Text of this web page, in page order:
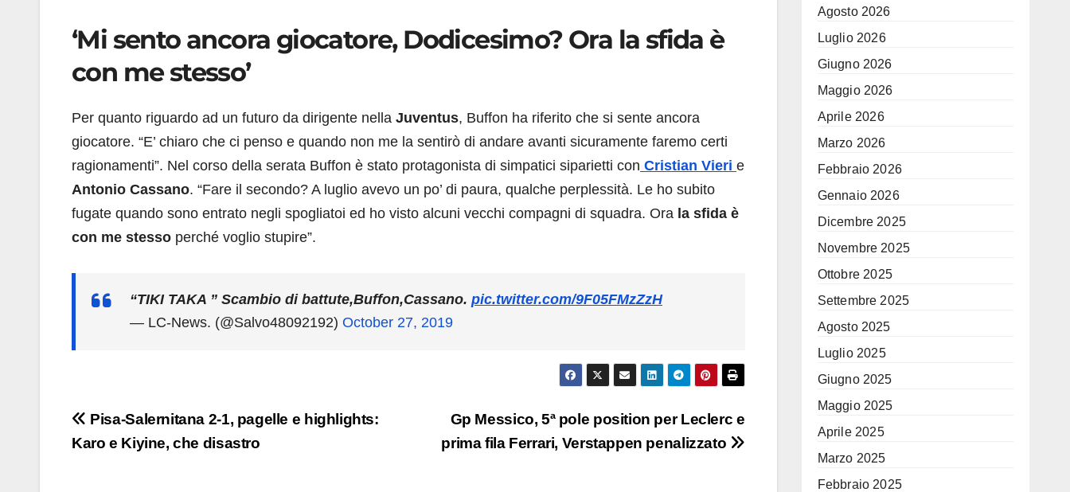
‘Mi sento ancora giocatore, Dodicesimo? Ora la sfida è
con me stesso’
Per quanto riguardo ad un futuro da dirigente nella Juventus, Buffon ha riferito che si sente ancora
giocatore. “E’ chiaro che ci penso e quando non me la sentirò di andare avanti sicuramente faremo certi
ragionamenti”. Nel corso della serata Buffon è stato protagonista di simpatici siparietti con Cristian Vieri e
Antonio Cassano. “Fare il secondo? A luglio avevo un po’ di paura, qualche perplessità. Le ho subito
fugate quando sono entrato negli spogliatoi ed ho visto alcuni vecchi compagni di squadra. Ora la sfida è
con me stesso perché voglio stupire”.
“TIKI TAKA ” Scambio di battute,Buffon,Cassano. pic.twitter.com/9F05FMzZzH
— LC-News. (@Salvo48092192) October 27, 2019
Navigazione
articoli
Gp Messico, 5ª pole position per Leclerc e
prima fila Ferrari, Verstappen penalizzato
Pisa-Salernitana 2-1, pagelle e highlights:
Karo e Kiyine, che disastro
Agosto 2026
Luglio 2026
Giugno 2026
Maggio 2026
Aprile 2026
Marzo 2026
Febbraio 2026
Gennaio 2026
Dicembre 2025
Novembre 2025
Ottobre 2025
Settembre 2025
Agosto 2025
Luglio 2025
Giugno 2025
Maggio 2025
Aprile 2025
Marzo 2025
Febbraio 2025